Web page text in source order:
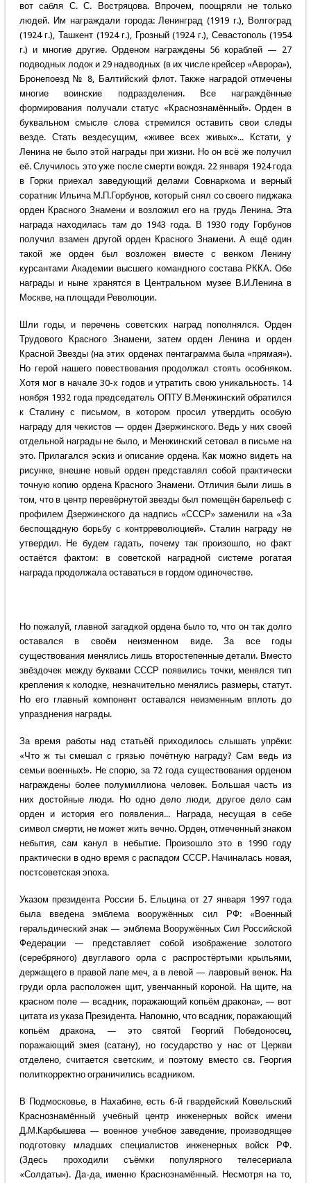
вот сабля С. С. Востряцова. Впрочем, поощряли не только
людей. Им награждали города: Ленинград (1919 г.), Волгоград
(1924 г.), Ташкент (1924 г.), Грозный (1924 г.), Севастополь (1954
г.) и многие другие. Орденом награждены 56 кораблей — 27
подводных лодок и 29 надводных (в их числе крейсер «Аврора»),
Бронепоезд № 8, Балтийский флот. Также наградой отмечены
многие воинские подразделения. Все награждённые
формирования получали статус «Краснознамённый». Орден в
буквальном смысле слова стремился оставить свои следы
везде. Стать вездесущим, «живее всех живых»... Кстати, у
Ленина не было этой награды при жизни. Но он всё же получил
её. Случилось это уже после смерти вождя. 22 января 1924 года
в Горки приехал заведующий делами Совнаркома и верный
соратник Ильича М.П.Горбунов, который снял со своего пиджака
орден Красного Знамени и возложил его на грудь Ленина. Эта
награда находилась там до 1943 года. В 1930 году Горбунов
получил взамен другой орден Красного Знамени. А ещё один
такой же орден был возложен вместе с венком Ленину
курсантами Академии высшего командного состава РККА. Обе
награды и ныне хранятся в Центральном музее В.И.Ленина в
Москве, на площади Революции.
Шли годы, и перечень советских наград пополнялся. Орден
Трудового Красного Знамени, затем орден Ленина и орден
Красной Звезды (на этих орденах пентаграмма была «прямая»).
Но герой нашего повествования продолжал стоять особняком.
Хотя мог в начале 30-х годов и утратить свою уникальность. 14
ноября 1932 года председатель ОПТУ В.Менжинский обратился
к Сталину с письмом, в котором просил утвердить особую
награду для чекистов — орден Дзержинского. Ведь у них своей
отдельной награды не было, и Менжинский сетовал в письме на
это. Прилагался эскиз и описание ордена. Как можно видеть на
рисунке, внешне новый орден представлял собой практически
точную копию ордена Красного Знамени. Отличия были лишь в
том, что в центр перевёрнутой звезды был помещён барельеф с
профилем Дзержинского да надпись «СССР» заменили на «За
беспощадную борьбу с контрреволюцией». Сталин награду не
утвердил. Не будем гадать, почему так произошло, но факт
остаётся фактом: в советской наградной системе рогатая
награда продолжала оставаться в гордом одиночестве.
Но пожалуй, главной загадкой ордена было то, что он так долго
оставался в своём неизменном виде. За все годы
существования менялись лишь второстепенные детали. Вместо
звёздочек между буквами СССР появились точки, менялся тип
крепления к колодке, незначительно менялись размеры, статут.
Но его главный компонент оставался неизменным вплоть до
упразднения награды.
За время работы над статьёй приходилось слышать упрёки:
«Что ж ты смешал с грязью почётную награду? Сам ведь из
семьи военных!». Не спорю, за 72 года существования орденом
награждены более полумиллиона человек. Большая часть из
них достойные люди. Но одно дело люди, другое дело сам
орден и история его появления... Награда, несущая в себе
символ смерти, не может жить вечно. Орден, отмеченный знаком
небытия, сам канул в небытие. Произошло это в 1990 году
практически в одно время с распадом СССР. Начиналась новая,
постсоветская эпоха.
Указом президента России Б. Ельцина от 27 января 1997 года
была введена эмблема вооружённых сил РФ: «Военный
геральдический знак — эмблема Вооружённых Сил Российской
Федерации — представляет собой изображение золотого
(серебряного) двуглавого орла с распростёртыми крыльями,
держащего в правой лапе меч, а в левой — лавровый венок. На
груди орла расположен щит, увенчанный короной. На щите, на
красном поле — всадник, поражающий копьём дракона», — вот
цитата из указа Президента. Напомню, что всадник, поражающий
копьём дракона, — это святой Георгий Победоносец,
поражающий змея (сатану), но государство у нас от Церкви
отделено, считается светским, и поэтому вместо св. Георгия
политкорректно ограничились всадником.
В Подмосковье, в Нахабине, есть 6-й гвардейский Ковельский
Краснознамённый учебный центр инженерных войск имени
Д.М.Карбышева — военное учебное заведение, производящее
подготовку младших специалистов инженерных войск РФ.
(Здесь проходили съёмки популярного телесериала
«Солдаты»). Да-да, именно Краснознамённый. Несмотря на то,